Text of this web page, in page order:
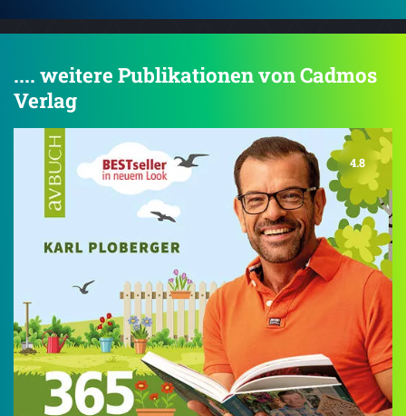
.... weitere Publikationen von Cadmos
Verlag
4.8